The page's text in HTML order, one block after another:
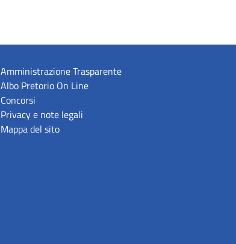
Amministrazione Trasparente
Albo Pretorio On Line
Concorsi
Privacy e note legali
Mappa del sito